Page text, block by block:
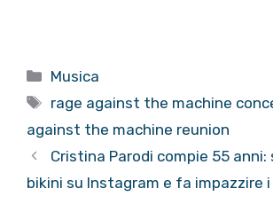
Categorie
Musica
Tag
rage against the machine
against the machine reunion
Cristina Parodi compie 55 anni:
bikini su Instagram e fa impazzire